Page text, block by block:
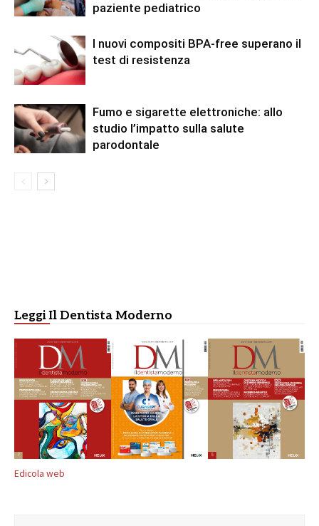
paziente pediatrico
I nuovi compositi BPA-free superano il
test di resistenza
Fumo e sigarette elettroniche: allo
studio l’impatto sulla salute
parodontale
Leggi Il Dentista Moderno
Edicola web